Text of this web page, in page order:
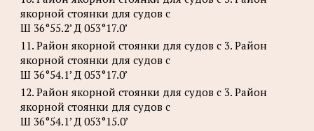
якорной стоянки для судов с
Ш 36°55.2’ Д 053°17.0’
11. Район якорной стоянки для судов с 3. Район
якорной стоянки для судов с
Ш 36°54.1’ Д 053°17.0’
12. Район якорной стоянки для судов с 3. Район
якорной стоянки для судов с
Ш 36°54.1’ Д 053°15.0’